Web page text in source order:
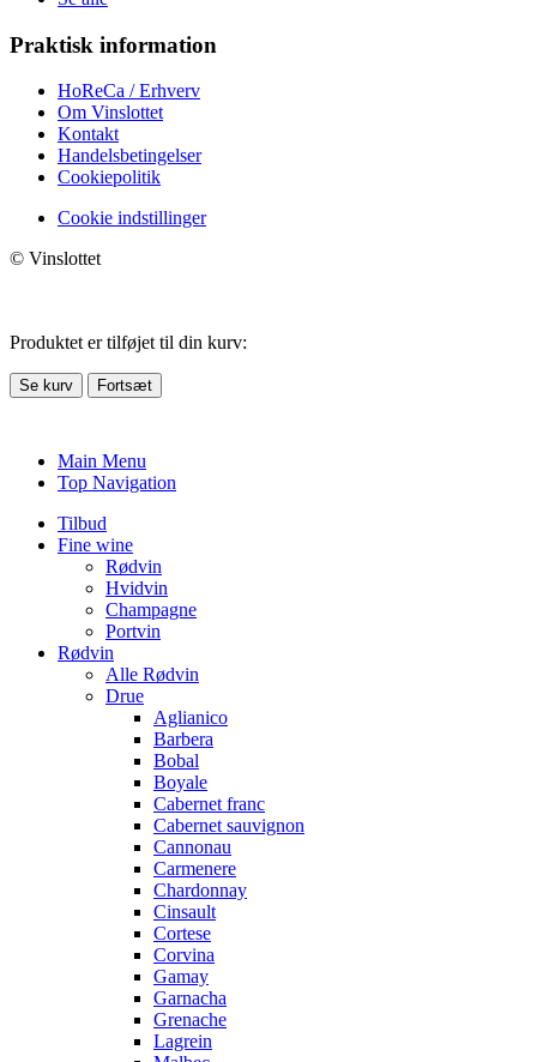
Praktisk information
HoReCa / Erhverv
Om Vinslottet
Kontakt
Handelsbetingelser
Cookiepolitik
Cookie indstillinger
© Vinslottet
Produktet er tilføjet til din kurv:
Se kurv Fortsæt
Main Menu
Top Navigation
Tilbud
Fine wine
Rødvin
Hvidvin
Champagne
Portvin
Rødvin
Alle Rødvin
Drue
Aglianico
Barbera
Bobal
Boyale
Cabernet franc
Cabernet sauvignon
Cannonau
Carmenere
Chardonnay
Cinsault
Cortese
Corvina
Gamay
Garnacha
Grenache
Lagrein